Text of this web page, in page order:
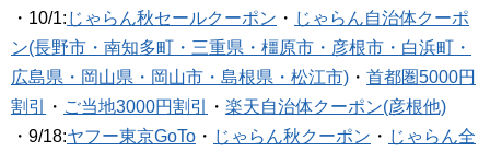
・10/1: じゃらん秋セールクーポン ・ じゃらん自治体クーポ
ン(長野市・南知多町・三重県・橿原市・彦根市・白浜町・
広島県・岡山県・岡山市・島根県・松江市) ・ 首都圏5000円
割引
・ ご当地3000円割引 ・ 楽天自治体クーポン(彦根他)
・9/18:ヤフー東京GoTo ・ じゃらん秋クーポン ・ じゃらん全